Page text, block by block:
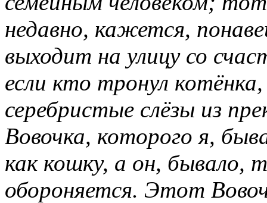
недавно, кажется,
выходит на улицу со
если кто тронул
серебристые слёзы из
Вовочка, которого я,
как кошку, а он, бывало,
обороняется. Этот